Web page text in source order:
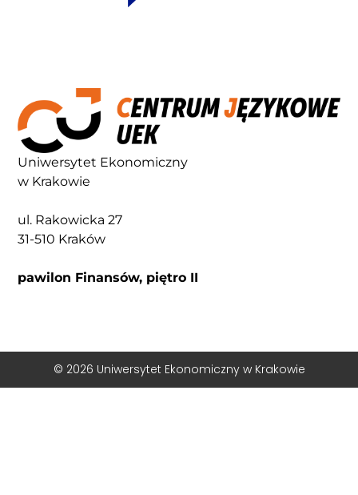
Uniwersytet Ekonomiczny
w Krakowie
ul. Rakowicka 27
31-510 Kraków
pawilon Finansów, piętro II
© 2026 Uniwersytet Ekonomiczny w Krakowie